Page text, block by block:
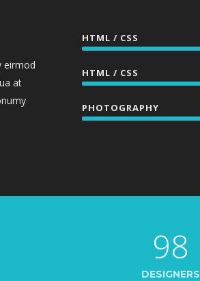
eirmod
at
HTML / CSS
HTML / CSS
PHOTOGRAPHY
98
DESIGNERS